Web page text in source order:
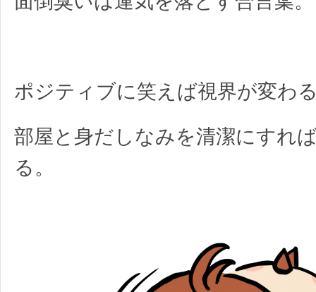
ポジティブに笑えば視界が変わ
部屋と身だしなみを清潔にすれ
る。